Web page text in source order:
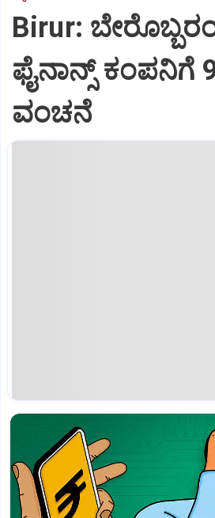
Birur:
ಫೈನಾನ್ಸ್ ಕಂಪನಿಗೆ
ವಂಚನೆ